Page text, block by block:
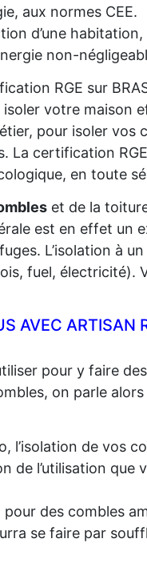
aux normes CEE.
d’une
non-
RGE sur
votre maison
pour isoler vos
La certification
en toute
et de la
est en effet un
L’isolation à
fuel, électricité).
AVEC ARTISAN
pour y faire
on parle
l’isolation de vos
de l’utilisation que
des combles
se faire par